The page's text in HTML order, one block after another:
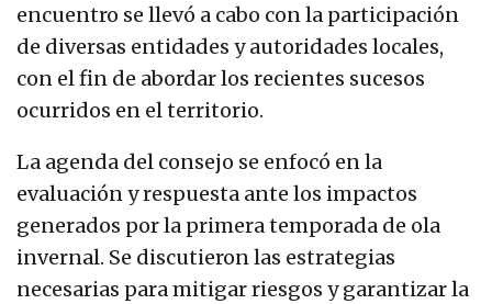
encuentro se llevó a cabo con la participación
de diversas entidades y autoridades locales,
con el fin de abordar los recientes sucesos
ocurridos en el territorio.
La agenda del consejo se enfocó en la
evaluación y respuesta ante los impactos
generados por la primera temporada de ola
invernal. Se discutieron las estrategias
necesarias para mitigar riesgos y garantizar la